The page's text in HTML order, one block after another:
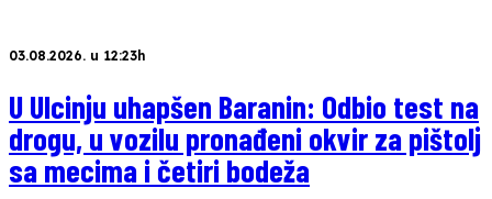
03.08.2026. u 12:23h
U Ulcinju uhapšen Baranin: Odbio test na
drogu, u vozilu pronađeni okvir za pištolj
sa mecima i četiri bodeža